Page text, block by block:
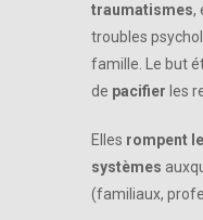
traumatismes,
troubles
famille. Le but
de pacifier les
Elles rompent
systèmes
(familiaux,